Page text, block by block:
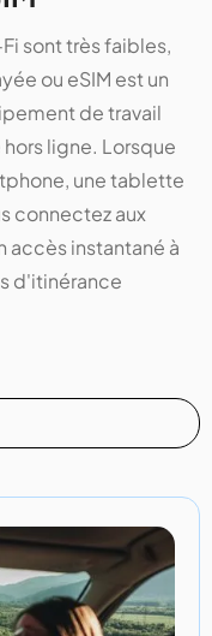
sont très faibles,
ou eSIM est un
de travail
ligne. Lorsque
une tablette
connectez aux
accès instantané à
d'itinérance